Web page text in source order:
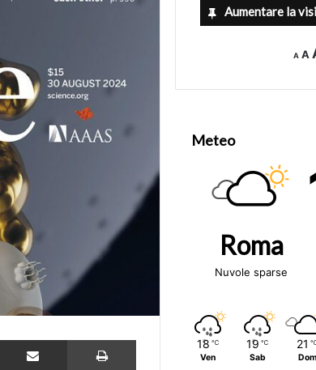
Partilhar via Email Imprimir
Aumentare la
Afont
A
Meteo
Roma
Nuvole sparse
18 ℃
Ven
19 ℃
Sab
21
Dom